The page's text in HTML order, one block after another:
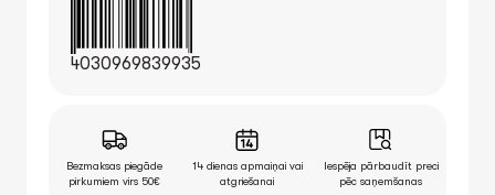
4030969839935
Bezmaksas piegāde
pirkumiem virs 50€
14 dienas apmaiņai vai
atgriešanai
Iespēja pārbaudīt preci
pēc saņemšanas